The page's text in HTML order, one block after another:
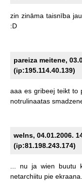
zin zināma taisnība jau
:D
pareiza meitene,
(ip:195.114.40.139)
aaa es gribeej teikt to
notrulinaatas
welns, 04.01.2006.
(ip:81.198.243.174)
nu ja wien buutu
netarchiitu pie ekraana...